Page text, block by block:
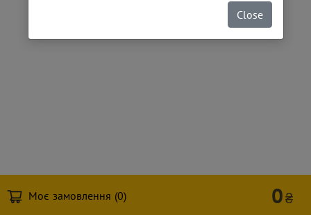
Close
Моє замовлення (0) 0₴